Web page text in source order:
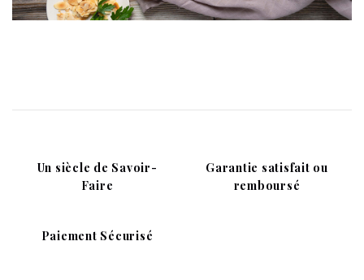
Un siècle de Savoir-
Faire
Garantie satisfait ou
remboursé
Paiement Sécurisé